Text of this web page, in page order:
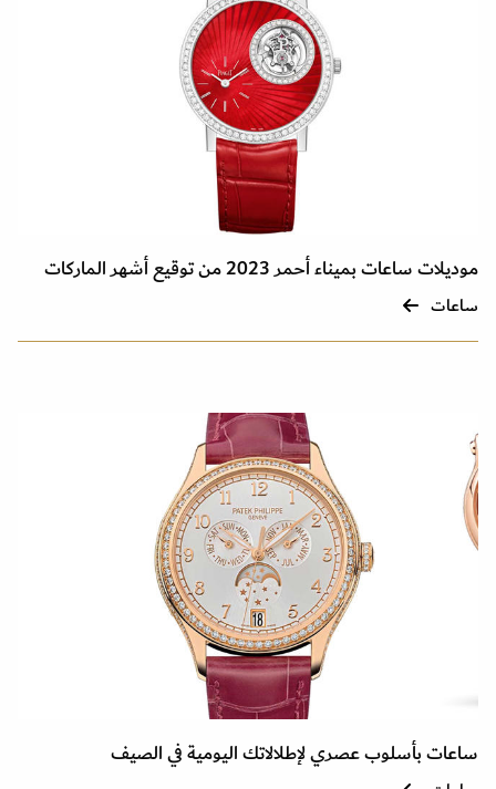
موديلات ساعات بميناء أحمر 2023 من توقيع أشهر الماركات
ساعات
ساعات بأسلوب عصري لإطلالاتك اليومية في الصيف